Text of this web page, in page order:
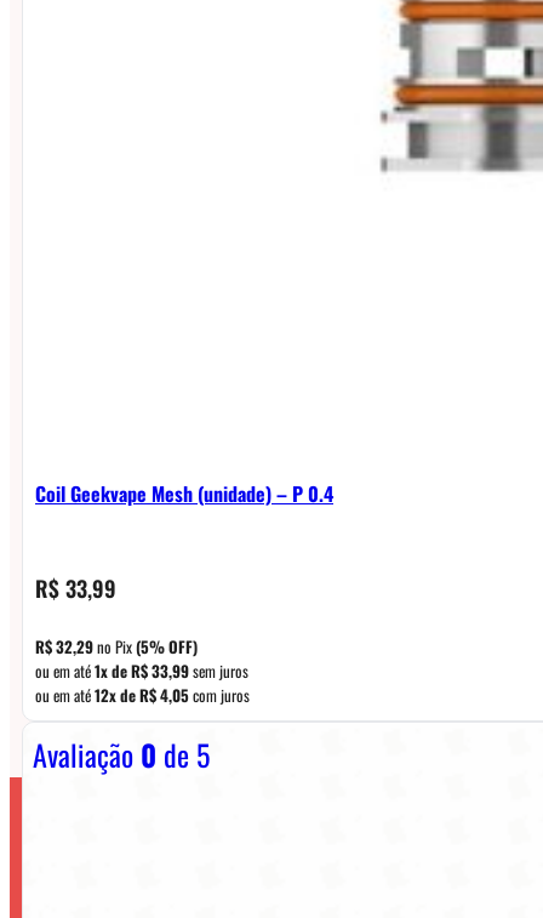
Coil Geekvape Mesh (unidade) – P 0.4
R$33,99
R$32,29no Pix(5% OFF)
ou em até1x deR$33,99sem juros
ou em até12x deR$4,05com juros
Avaliação0 de 5